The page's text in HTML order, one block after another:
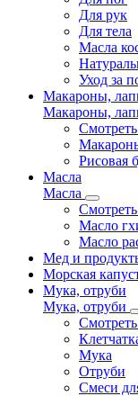
Для рук
Для тела
Масла
Уход за
Макароны,
Макароны,
Смотреть
Рисовая
Масла
Масла
Смотреть
Масло
Масло
Мед и
Морская
Мука, отруби
Мука, отруби
Смотреть
Мука
Отруби
Смеси